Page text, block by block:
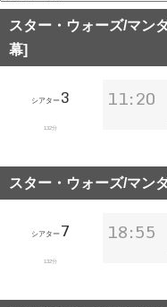
スター・ウォーズ/マン
幕]
シアター 3
132分
11:20
スター・ウォーズ/マン
シアター 7
132分
18:55